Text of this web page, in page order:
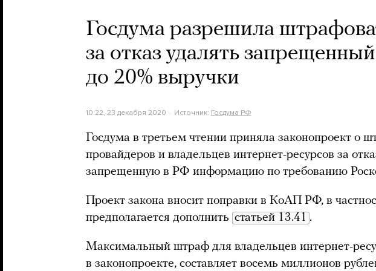
Госдума разрешила
за отказ удалять
до 20% выручки
10:22, 23 декабря 2020 Источник: Госдума РФ
Госдума в третьем чтении приняла законопроект о
провайдеров и владельцев интернет-ресурсов за
запрещенную в РФ информацию по требованию
Проект закона вносит поправки в КоАП РФ, в
предполагается дополнить статьей 13.41 .
Максимальный штраф для владельцев интернет-
в законопроекте, составляет восемь миллионов